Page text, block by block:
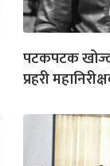
पटकपटक
प्रहरी